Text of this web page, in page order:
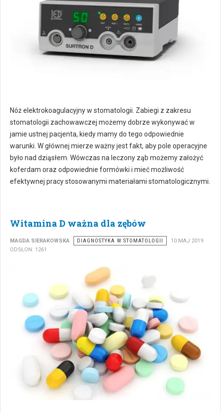
Nóż elektrokoagulacyjny w stomatologii. Zabiegi z zakresu
stomatologii zachowawczej możemy dobrze wykonywać w
jamie ustnej pacjenta, kiedy mamy do tego odpowiednie
warunki. W głównej mierze ważny jest fakt, aby pole operacyjne
było nad dziąsłem. Wówczas na leczony ząb możemy założyć
koferdam oraz odpowiednie formówki i mieć możliwość
efektywnej pracy stosowanymi materiałami stomatologicznymi.
Witamina D ważna dla zębów
MAGDA SIERAKOWSKA DIAGNOSTYKA W STOMATOLOGII
10 MAJ 2019
ODSŁON: 1261